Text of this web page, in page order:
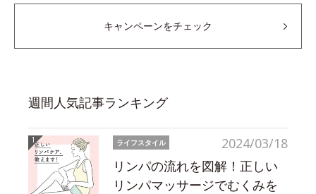
キャンペーンをチェック
週間人気記事ランキング
2024/03/18
ライフスタイル
リンパの流れを図解！正しい
リンパマッサージでむくみを